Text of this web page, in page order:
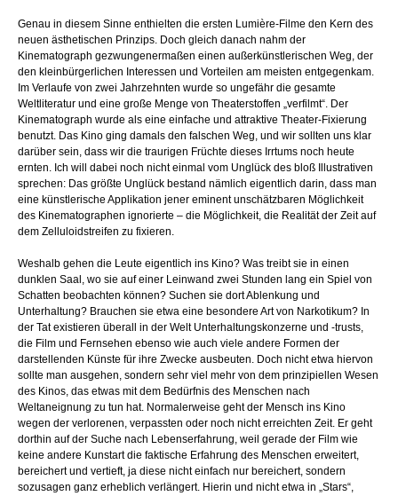
Genau in diesem Sinne enthielten die ersten Lumière-Filme den Kern des
neuen ästhetischen Prinzips. Doch gleich danach nahm der
Kinematograph gezwungenermaßen einen außerkünstlerischen Weg, der
den kleinbürgerlichen Interessen und Vorteilen am meisten entgegenkam.
Im Verlaufe von zwei Jahrzehnten wurde so ungefähr die gesamte
Weltliteratur und eine große Menge von Theaterstoffen „verfilmt“. Der
Kinematograph wurde als eine einfache und attraktive Theater-Fixierung
benutzt. Das Kino ging damals den falschen Weg, und wir sollten uns klar
darüber sein, dass wir die traurigen Früchte dieses Irrtums noch heute
ernten. Ich will dabei noch nicht einmal vom Unglück des bloß Illustrativen
sprechen: Das größte Unglück bestand nämlich eigentlich darin, dass man
eine künstlerische Applikation jener eminent unschätzbaren Möglichkeit
des Kinematographen ignorierte – die Möglichkeit, die Realität der Zeit auf
dem Zelluloidstreifen zu fixieren.
Weshalb gehen die Leute eigentlich ins Kino? Was treibt sie in einen
dunklen Saal, wo sie auf einer Leinwand zwei Stunden lang ein Spiel von
Schatten beobachten können? Suchen sie dort Ablenkung und
Unterhaltung? Brauchen sie etwa eine besondere Art von Narkotikum? In
der Tat existieren überall in der Welt Unterhaltungskonzerne und -trusts,
die Film und Fernsehen ebenso wie auch viele andere Formen der
darstellenden Künste für ihre Zwecke ausbeuten. Doch nicht etwa hiervon
sollte man ausgehen, sondern sehr viel mehr von dem prinzipiellen Wesen
des Kinos, das etwas mit dem Bedürfnis des Menschen nach
Weltaneignung zu tun hat. Normalerweise geht der Mensch ins Kino
wegen der verlorenen, verpassten oder noch nicht erreichten Zeit. Er geht
dorthin auf der Suche nach Lebenserfahrung, weil gerade der Film wie
keine andere Kunstart die faktische Erfahrung des Menschen erweitert,
bereichert und vertieft, ja diese nicht einfach nur bereichert, sondern
sozusagen ganz erheblich verlängert. Hierin und nicht etwa in „Stars“,